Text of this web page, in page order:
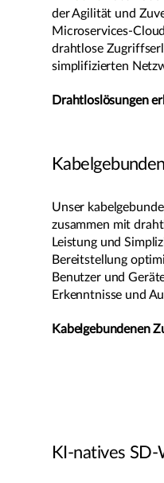
der Agilität und
Microservices-
drahtlose
simplifizierten
Drahtloslösungen
Unser
zusammen mit
Leistung und
Bereitstellung
Benutzer und
Erkenntnisse und
Kabelgebundenen
KI-natives SD-